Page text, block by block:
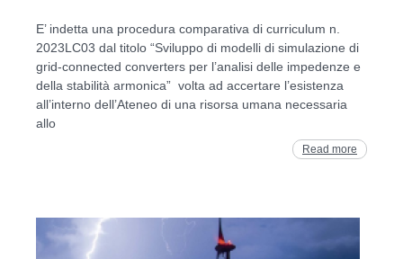
E’ indetta una procedura comparativa di curriculum n.
2023LC03 dal titolo “Sviluppo di modelli di simulazione di
grid-connected converters per l’analisi delle impedenze e
della stabilità armonica” volta ad accertare l’esistenza
all’interno dell’Ateneo di una risorsa umana necessaria
allo
Read more